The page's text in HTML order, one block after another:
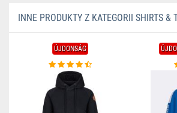
INNE PRODUKTY Z KATEGORII SHIRTS &
ÚJDONSÁG